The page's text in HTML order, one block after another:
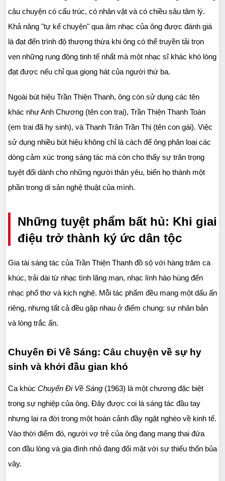
câu chuyện có cấu trúc, có nhân vật và có chiều sâu tâm lý.
Khả năng "tự kể chuyện" qua âm nhạc của ông được đánh giá
là đạt đến trình độ thượng thừa khi ông có thể truyền tải trọn
vẹn những rung động tinh tế nhất mà một nhạc sĩ khác khó lòng
đạt được nếu chỉ qua giọng hát của người thứ ba.
Ngoài bút hiệu Trần Thiện Thanh, ông còn sử dụng các tên
khác như Anh Chương (tên con trai), Trần Thiện Thanh Toàn
(em trai đã hy sinh), và Thanh Trân Trần Thị (tên con gái). Việc
sử dụng nhiều bút hiệu không chỉ là cách để ông phân loại các
dòng cảm xúc trong sáng tác mà còn cho thấy sự trân trọng
tuyệt đối dành cho những người thân yêu, biến họ thành một
phần trong di sản nghệ thuật của mình.
Những tuyệt phẩm bất hủ: Khi giai
điệu trở thành ký ức dân tộc
Gia tài sáng tác của Trần Thiện Thanh đồ sộ với hàng trăm ca
khúc, trải dài từ nhạc tình lãng mạn, nhạc lính hào hùng đến
nhạc phổ thơ và kịch nghệ. Mỗi tác phẩm đều mang một dấu ấn
riêng, nhưng tất cả đều gặp nhau ở điểm chung: sự nhân bản
và lòng trắc ẩn.
Chuyến Đi Về Sáng: Câu chuyện về sự hy
sinh và khởi đầu gian khó
Ca khúc Chuyến Đi Về Sáng (1963) là một chương đặc biệt
trong sự nghiệp của ông. Đây được coi là sáng tác đầu tay
nhưng lại ra đời trong một hoàn cảnh đầy ngặt nghèo về kinh tế.
Vào thời điểm đó, người vợ trẻ của ông đang mang thai đứa
con đầu lòng và gia đình nhỏ đang đối mặt với sự thiếu thốn bủa
vây.